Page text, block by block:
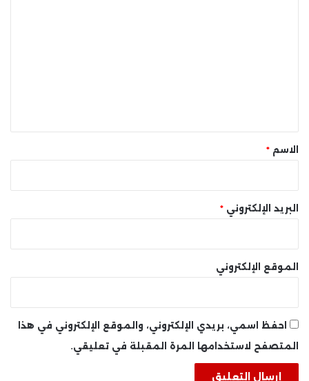
*الاسم *
البريد الإلكتروني *
الموقع الإلكتروني
احفظ اسمي، بريدي الإلكتروني، والموقع الإلكتروني في هذا
المتصفح لاستخدامها المرة المقبلة في تعليقي.